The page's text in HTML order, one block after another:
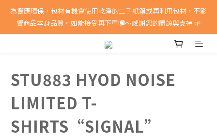
消費滿5000即享免運費
為響應環保，包材有機會使用乾淨的二手紙箱或再利用包材，不影
響商品本身品質。如能接受再下單喔～感謝您的體諒與支持 🌱
消費滿5000即享免運費
STU883 HYOD NOISE
LIMITED T-
SHIRTS“SIGNAL”